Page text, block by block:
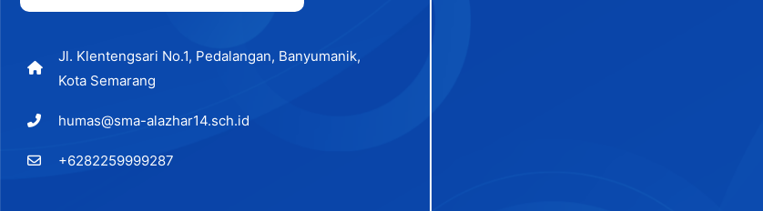
Jl. Klentengsari No.1, Pedalangan, Banyumanik,
Kota Semarang
humas@sma-alazhar14.sch.id
+6282259999287